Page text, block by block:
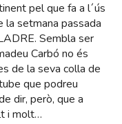
pel que fa a l´ús
la setmana passada
Sembla ser
Carbó no és
de la seva colla de
que podreu
dir, però, que a
i molt…